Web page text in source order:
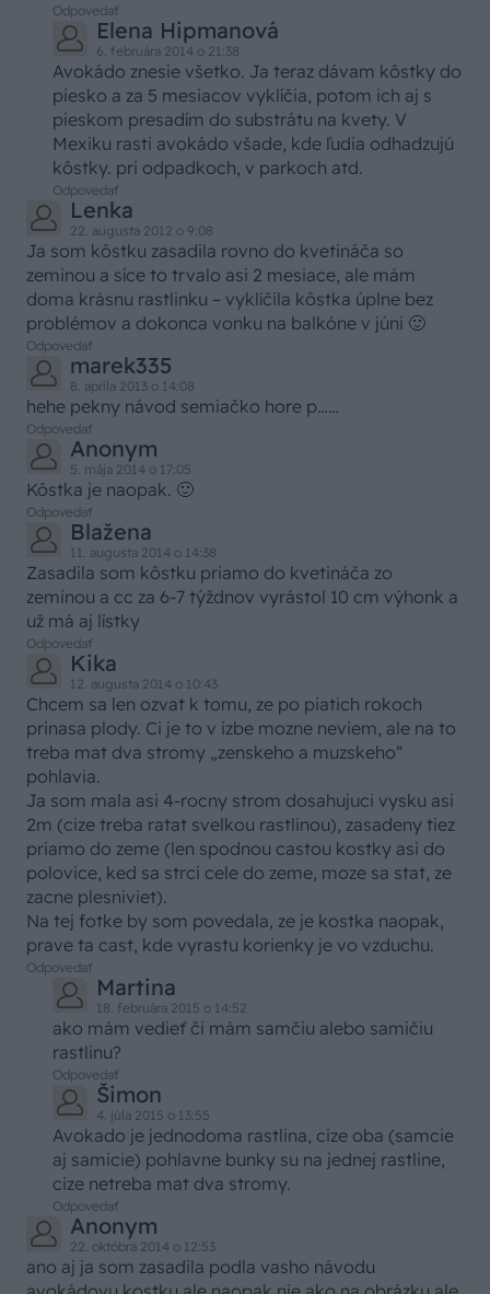
Odpovedať
Elena Hipmanová
6. februára 2014 o 21:38
Avokádo znesie všetko. Ja teraz dávam kôstky do
piesko a za 5 mesiacov vyklíčia, potom ich aj s
pieskom presadím do substrátu na kvety. V
Mexiku rasti avokádo všade, kde ľudia odhadzujú
kôstky. pri odpadkoch, v parkoch atd.
Odpovedať
Lenka
22. augusta 2012 o 9:08
Ja som kôstku zasadila rovno do kvetináča so
zeminou a síce to trvalo asi 2 mesiace, ale mám
doma krásnu rastlinku – vyklíčila kôstka úplne bez
problémov a dokonca vonku na balkóne v júni 🙂
Odpovedať
marek335
8. apríla 2013 o 14:08
hehe pekny návod semiačko hore p……
Odpovedať
Anonym
5. mája 2014 o 17:05
Kôstka je naopak. 🙂
Odpovedať
Blažena
11. augusta 2014 o 14:38
Zasadila som kôstku priamo do kvetináča zo
zeminou a cc za 6-7 týždnov vyrástol 10 cm výhonk a
už má aj lístky
Odpovedať
Kika
12. augusta 2014 o 10:43
Chcem sa len ozvat k tomu, ze po piatich rokoch
prinasa plody. Ci je to v izbe mozne neviem, ale na to
treba mat dva stromy „zenskeho a muzskeho“
pohlavia.
Ja som mala asi 4-rocny strom dosahujuci vysku asi
2m (cize treba ratat svelkou rastlinou), zasadeny tiez
priamo do zeme (len spodnou castou kostky asi do
polovice, ked sa strci cele do zeme, moze sa stat, ze
zacne plesniviet).
Na tej fotke by som povedala, ze je kostka naopak,
prave ta cast, kde vyrastu korienky je vo vzduchu.
Odpovedať
Martina
18. februára 2015 o 14:52
ako mám vedieť či mám samčiu alebo samičiu
rastlinu?
Odpovedať
Šimon
4. júla 2015 o 13:55
Avokado je jednodoma rastlina, cize oba (samcie
aj samicie) pohlavne bunky su na jednej rastline,
cize netreba mat dva stromy.
Odpovedať
Anonym
22. októbra 2014 o 12:53
ano aj ja som zasadila podla vasho návodu